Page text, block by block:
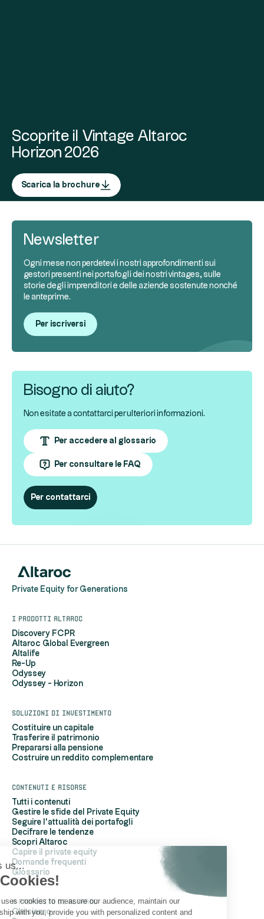
Hi, it's us...
the Cookies!
Altaroc uses cookies to measure our audience, maintain our
relationship with you, provide you with personalized content and
Scoprite il Vintage Altaroc
Horizon 2026
Scarica la brochure
Newsletter
Ogni mese non perdetevi i nostri approfondimenti sui
gestori presenti nei portafogli dei nostri vintages, sulle
storie degli imprenditori e delle aziende sostenute nonché
le anteprime.
Per iscriversi
Bisogno di aiuto?
Non esitate a contattarci per ulteriori informazioni.
Per accedere al glossario
Per consultare le FAQ
Per contattarci
Private Equity for Generations
I prodotti Altaroc
Discovery FCPR
Altaroc Global Evergreen
Altalife
Re-Up
Odyssey
Odyssey - Horizon
Soluzioni di investimento
Costituire un capitale
Trasferire il patrimonio
Prepararsi alla pensione
Costruire un reddito complementare
Contenuti e risorse
Tutti i contenuti
Gestire le sfide del Private Equity
Seguire l'attualità dei portafogli
Decifrare le tendenze
Scopri Altaroc
Capire il private equity
Domande frequenti
Glossario
A proposito di Altaroc
Chi siamo